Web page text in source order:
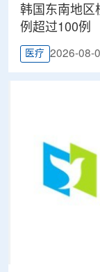
韩国东南地区
例超过100例
医疗 2026-08-